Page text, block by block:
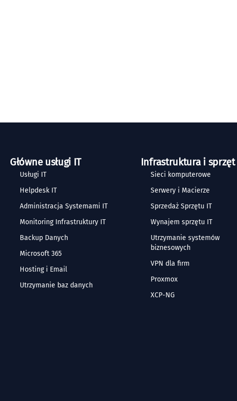
Główne usługi IT
Usługi IT
Helpdesk IT
Administracja Systemami IT
Monitoring Infrastruktury IT
Backup Danych
Microsoft 365
Hosting i Email
Utrzymanie baz danych
Infrastruktura i sprzęt
Sieci komputerowe
Serwery i Macierze
Sprzedaż Sprzętu IT
Wynajem sprzętu IT
Utrzymanie systemów
biznesowych
VPN dla firm
Proxmox
XCP-NG